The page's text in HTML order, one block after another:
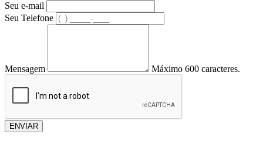
Seu e-mail
Seu Telefone
Mensagem Máximo 600 caracteres.
ENVIAR